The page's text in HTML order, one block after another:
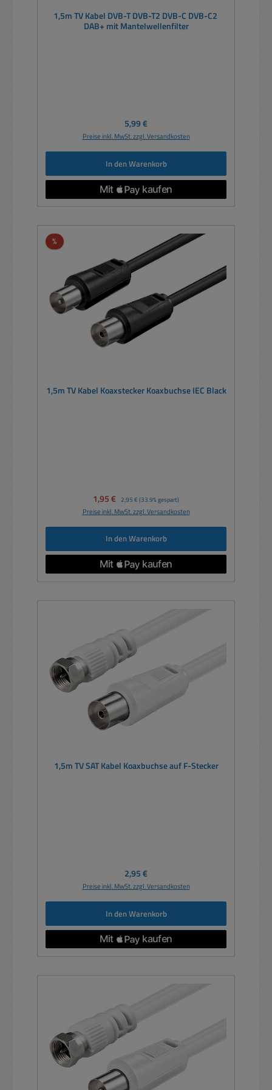
1,5m TV Kabel DVB-T DVB-T2 DVB-C DVB-C2
DAB+ mit Mantelwellenfilter
Regulärer Preis:
5,99 €
Preise inkl. MwSt. zzgl. Versandkosten
In den Warenkorb
%Rabatt
1,5m TV Kabel Koaxstecker Koaxbuchse IEC Black
Verkaufspreis:
1,95 € Regulärer Preis:
2,95 € (33.9% gespart)
Preise inkl. MwSt. zzgl. Versandkosten
In den Warenkorb
1,5m TV SAT Kabel Koaxbuchse auf F-Stecker
Regulärer Preis:
2,95 €
Preise inkl. MwSt. zzgl. Versandkosten
In den Warenkorb